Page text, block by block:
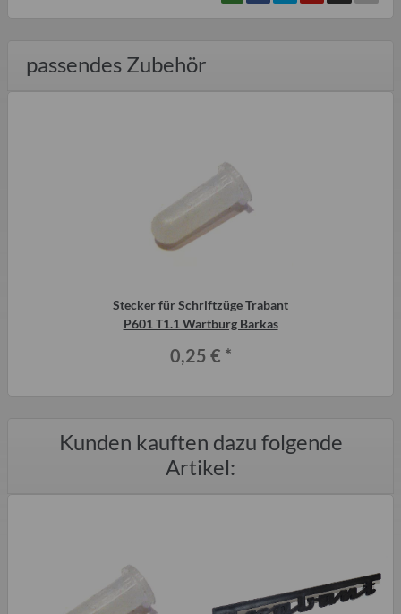
passendes Zubehör
Stecker für Schriftzüge Trabant
P601 T1.1 Wartburg Barkas
0,25 € *
Kunden kauften dazu folgende
Artikel: